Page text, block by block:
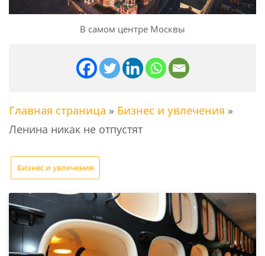
В самом центре Москвы
Главная страница » Бизнес и увлечения »
Ленина никак не отпустят
Бизнес и увлечения